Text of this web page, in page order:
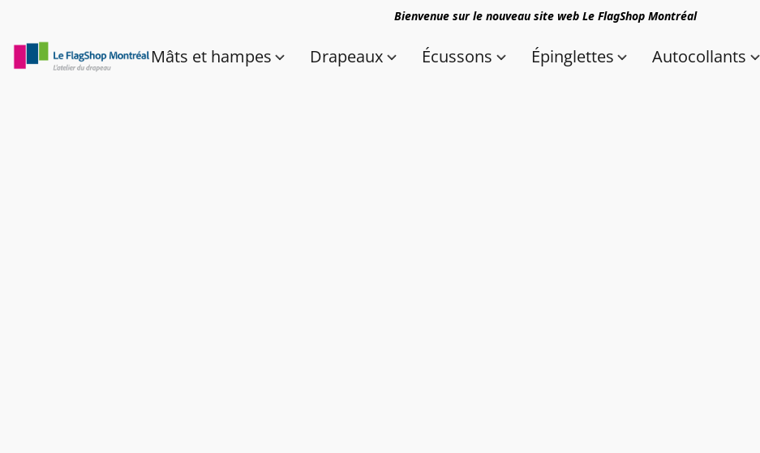
Bienvenue sur le nouveau site web Le FlagShop Montréal
Mâts et hampes Drapeaux Écussons Épinglettes Autocollants